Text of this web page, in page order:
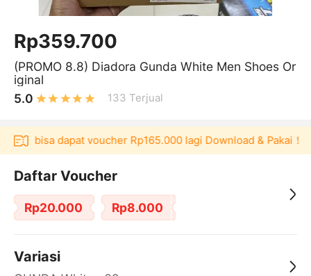
Rp359.700
(PROMO 8.8) Diadora Gunda White Men Shoes Or
iginal
5.0
133 Terjual
bisa dapat voucher Rp165.000 lagi Download & Pakai！
Daftar Voucher
Rp20.000 Rp8.000
Variasi